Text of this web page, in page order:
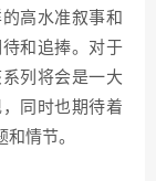
高水准叙事和
和追捧。对于
列将会是一大
同时也期待着
情节。